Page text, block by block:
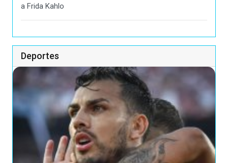
a Frida Kahlo
Deportes